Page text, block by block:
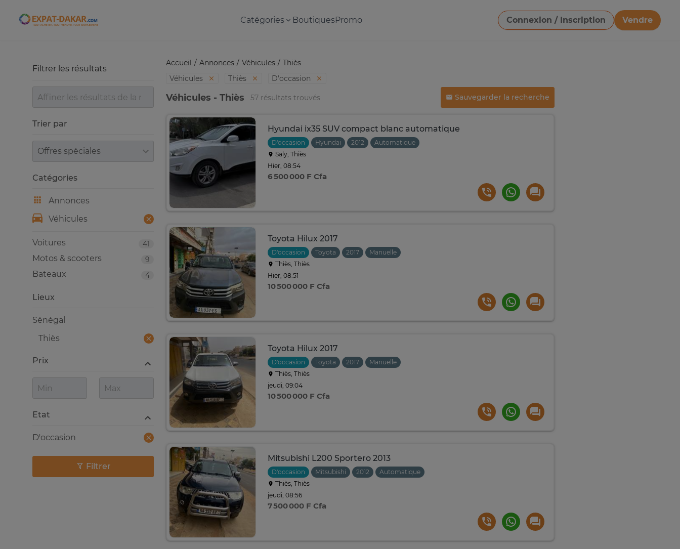
Expat-Dakar Catégories BoutiquesPromo Connexion / Inscription
Vendre
Télécharger une image
Accueil Annonces Véhicules
Thiès
Véhicules
Thiès D'occasion
Véhicules - Thiès 57 résultats trouvés Sauvegarder la recherche
Hyundai ix35 SUV compact blanc automatique
D'occasion Hyundai 2012
Automatique
Saly, Thiès
Hier, 08:54
6 500 000 F Cfa
Toyota Hilux 2017
D'occasion Toyota 2017
Manuelle
Thiès, Thiès
Hier, 08:51
10 500 000 F Cfa
Toyota Hilux 2017
D'occasion Toyota 2017
Manuelle
Thiès, Thiès
jeudi, 09:04
10 500 000 F Cfa
Mitsubishi L200 Sportero 2013
D'occasion Mitsubishi 2012
Automatique
Thiès, Thiès
jeudi, 08:56
7 500 000 F Cfa
Filtrer les résultats
Trier par
Trier par
Catégories
Annonces
Véhicules
41
Voitures
9
Motos & scooters
4
Bateaux
Lieux
Sénégal
Thiès
Prix
Etat
D'occasion
Filtrer